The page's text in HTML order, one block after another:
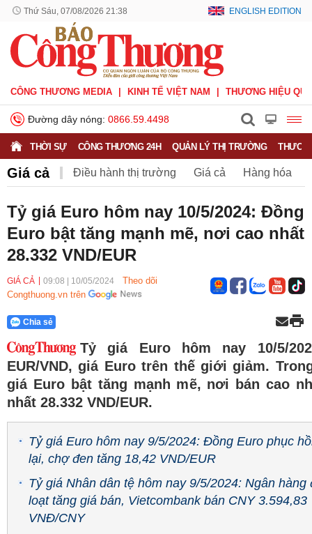
Thứ Sáu, 07/08/2026 21:38 ENGLISH EDITION
CÔNG THƯƠNG MEDIA KINH TẾ VIỆT NAM THƯƠNG HIỆU
Đường dây nóng: 0866.59.4498
THỜI SỰ CÔNG THƯƠNG 24H QUẢN LÝ THỊ TRƯỜNG
Giá cả Điều hành thị trường Giá cả Hàng hóa
Tỷ giá Euro hôm nay 10/5/2024: Đồng
Euro bật tăng mạnh mẽ, nơi cao nhất
28.332 VND/EUR
GIÁ CẢ 09:08 10/05/2024
Theo dõi
Congthuong.vn trên
Chia sẻ
Tỷ giá Euro hôm nay 10/5/
EUR/VND, giá Euro trên thế giới giảm.
giá Euro bật tăng mạnh mẽ, nơi bán cao
nhất 28.332 VND/EUR.
Tỷ giá Euro hôm nay 9/5/2024: Đồng Euro phục
lại, chợ đen tăng 18,42 VND/EUR
Tỷ giá Nhân dân tệ hôm nay 9/5/2024: Ngân hàng
loạt tăng giá bán, Vietcombank bán CNY 3.594,83
VNĐ/CNY